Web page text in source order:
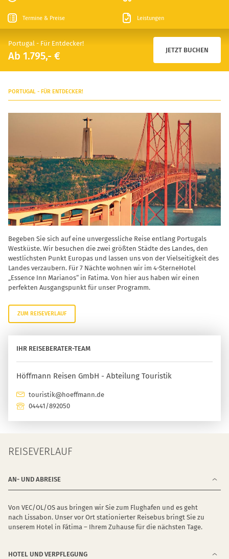
Termine & Preise Leistungen
Portugal - Für Entdecker!
Ab 1.795,- € JETZT BUCHEN
PORTUGAL - FÜR ENTDECKER!
Begeben Sie sich auf eine unvergessliche Reise entlang Portugals
Westküste. Wir besuchen die zwei größten Städte des Landes, den
westlichsten Punkt Europas und lassen uns von der Vielseitigkeit des
Landes verzaubern. Für 7 Nächte wohnen wir im 4-SterneHotel
„Essence Inn Marianos“ in Fatima. Von hier aus haben wir einen
perfekten Ausgangspunkt für unser Programm.
ZUM REISEVERLAUF
IHR REISEBERATER-TEAM
Höffmann Reisen GmbH - Abteilung Touristik
touristik@hoeffmann.de
04441/892050
REISEVERLAUF
AN- UND ABREISE
Von VEC/OL/OS aus bringen wir Sie zum Flughafen und es geht
nach Lissabon. Unser vor Ort stationierter Reisebus bringt Sie zu
unserem Hotel in Fátima – Ihrem Zuhause für die nächsten Tage.
HOTEL UND VERPFLEGUNG